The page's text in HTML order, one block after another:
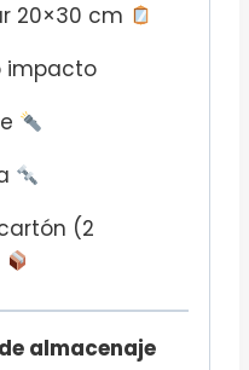
20×30 cm
impacto
(2
almacenaje